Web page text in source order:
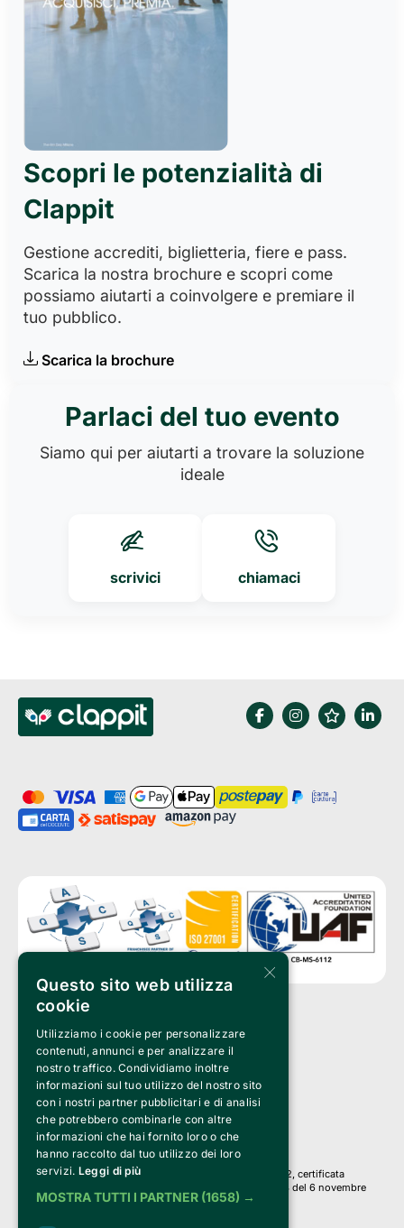
Scopri le potenzialità di
Clappit
Gestione accrediti, biglietteria, fiere e pass.
Scarica la nostra brochure e scopri come
possiamo aiutarti a coinvolgere e premiare il
tuo pubblico.
Scarica la brochure
Parlaci del tuo evento
Siamo qui per aiutarti a trovare la soluzione
ideale
scrivici chiamaci
Clappit è un marchio di proprietà di:
Bemils Srl
a Socio Unico
Via Fosse Ardeatine, 4 -20092 Cinisello Balsamo (MI)
PI 05589050961
Iscr. C.C.I.A.A. Milano R.E.A. 1833471
© 2010-2025 Bemils Srl - Tutti i diritti riservati
Credits:
Clappit è basato sulla piattaforma di biglietteria Belive 6.2, certificata
dall’Agenzia delle Entrate con protocollo n. 2025/445474 del 6 novembre
2025.
Su Clappit i tuoi acquisti ed i tuoi dati
×
Questo sito web utilizza
cookie
Utilizziamo i cookie per personalizzare
contenuti, annunci e per analizzare il
nostro traffico. Condividiamo inoltre
informazioni sul tuo utilizzo del nostro sito
con i nostri partner pubblicitari e di analisi
che potrebbero combinarle con altre
informazioni che hai fornito loro o che
hanno raccolto dal tuo utilizzo dei loro
servizi. Leggi di più
MOSTRA TUTTI I PARTNER (1658) →